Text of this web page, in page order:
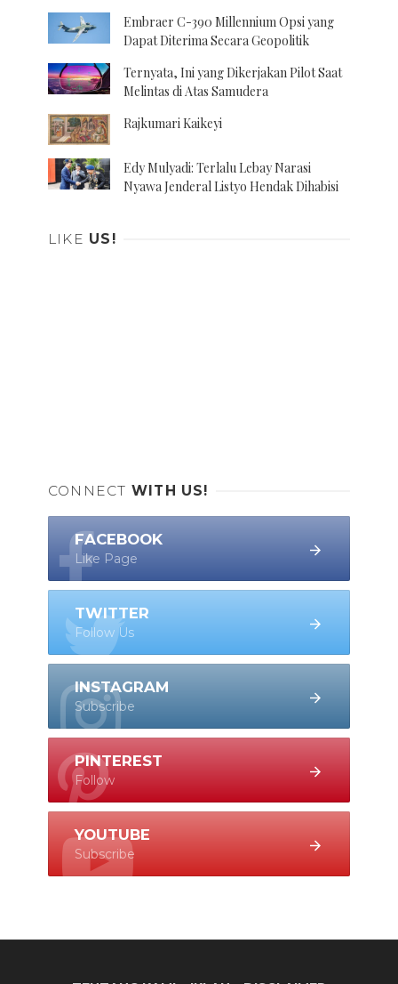
Embraer C-390 Millennium Opsi yang
Dapat Diterima Secara Geopolitik
Ternyata, Ini yang Dikerjakan Pilot Saat
Melintas di Atas Samudera
Rajkumari Kaikeyi
Edy Mulyadi: Terlalu Lebay Narasi
Nyawa Jenderal Listyo Hendak Dihabisi
LIKE US!
CONNECT WITH US!
FACEBOOK
Like Page
TWITTER
Follow Us
INSTAGRAM
Subscribe
PINTEREST
Follow
YOUTUBE
Subscribe